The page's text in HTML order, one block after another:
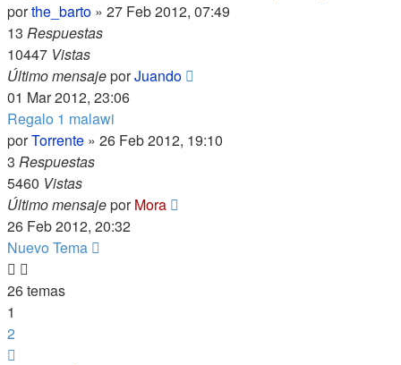
porthe_barto » 27 Feb 2012, 07:49
13 Respuestas
10447 Vistas
Último mensajeporJuando
01 Mar 2012, 23:06
Regalo 1 malawi
porTorrente » 26 Feb 2012, 19:10
3 Respuestas
5460 Vistas
Último mensajeporMora
26 Feb 2012, 20:32
Nuevo Tema
26 temas
1
2